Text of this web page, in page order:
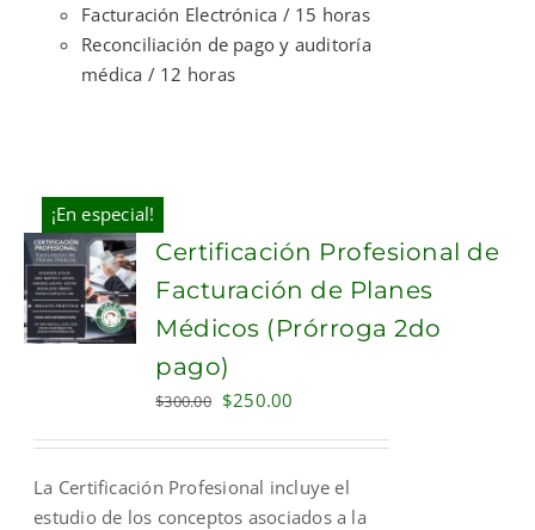
Facturación Electrónica / 15 horas
Reconciliación de pago y auditoría
médica / 12 horas
¡En especial!
ADD TO
Certificación Profesional de
Facturación de Planes
Médicos (Prórroga 2do
pago)
$300.00 Original
$300.00.
$250.00
$250.00.
La Certificación Profesional incluye el
estudio de los conceptos asociados a la